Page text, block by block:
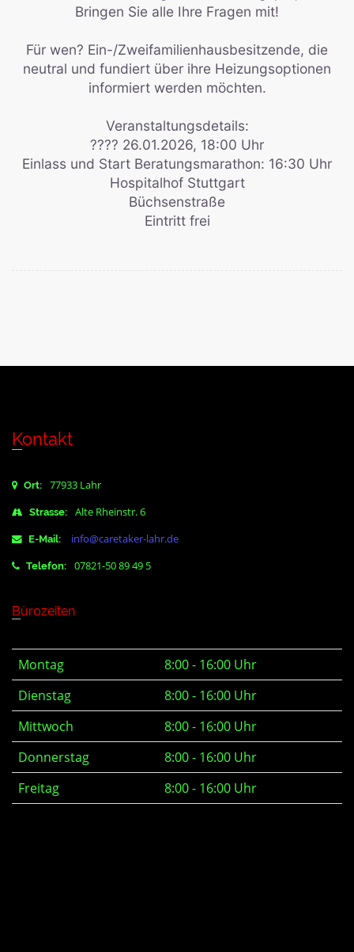
Bringen Sie alle Ihre Fragen mit!
Für wen? Ein-/Zweifamilienhausbesitzende, die
neutral und fundiert über ihre Heizungsoptionen
informiert werden möchten.
Veranstaltungsdetails:
???? 26.01.2026, 18:00 Uhr
Einlass und Start Beratungsmarathon: 16:30 Uhr
Hospitalhof Stuttgart
Büchsenstraße
Eintritt frei
Kontakt
Ort: 77933 Lahr
Strasse: Alte Rheinstr. 6
E-Mail: info@caretaker-lahr.de
Telefon: 07821-50 89 49 5
Bürozeiten
Montag
8:00 - 16:00 Uhr
Dienstag
8:00 - 16:00 Uhr
Mittwoch
8:00 - 16:00 Uhr
Donnerstag
8:00 - 16:00 Uhr
Freitag
8:00 - 16:00 Uhr